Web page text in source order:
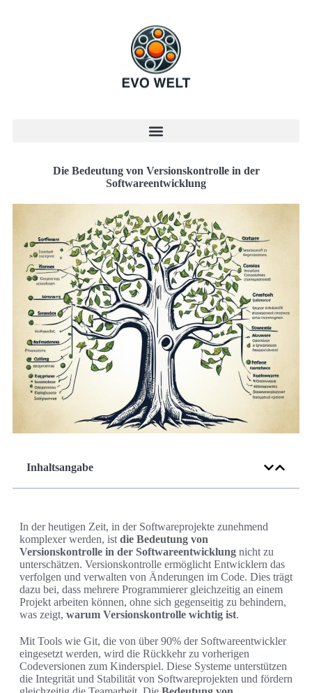
Die Bedeutung von Versionskontrolle in der
Softwareentwicklung
Inhaltsangabe
In der heutigen Zeit, in der Softwareprojekte zunehmend
komplexer werden, ist die Bedeutung von
Versionskontrolle in der Softwareentwicklung nicht zu
unterschätzen. Versionskontrolle ermöglicht Entwicklern das
verfolgen und verwalten von Änderungen im Code. Dies trägt
dazu bei, dass mehrere Programmierer gleichzeitig an einem
Projekt arbeiten können, ohne sich gegenseitig zu behindern,
was zeigt, warum Versionskontrolle wichtig ist.
Mit Tools wie Git, die von über 90% der Softwareentwickler
eingesetzt werden, wird die Rückkehr zu vorherigen
Codeversionen zum Kinderspiel. Diese Systeme unterstützen
die Integrität und Stabilität von Softwareprojekten und fördern